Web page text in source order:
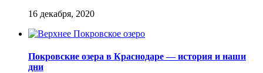
Покровские озера в Краснодаре — история и наши
дни